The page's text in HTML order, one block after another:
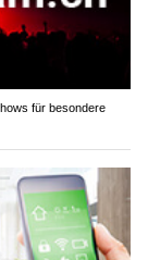
für besondere